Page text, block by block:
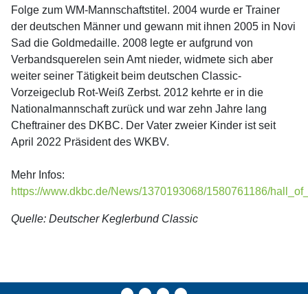
Folge zum WM-Mannschaftstitel. 2004 wurde er Trainer
der deutschen Männer und gewann mit ihnen 2005 in Novi
Sad die Goldmedaille. 2008 legte er aufgrund von
Verbandsquerelen sein Amt nieder, widmete sich aber
weiter seiner Tätigkeit beim deutschen Classic-
Vorzeigeclub Rot-Weiß Zerbst. 2012 kehrte er in die
Nationalmannschaft zurück und war zehn Jahre lang
Cheftrainer des DKBC. Der Vater zweier Kinder ist seit
April 2022 Präsident des WKBV.
Mehr Infos:
https://www.dkbc.de/News/1370193068/1580761186/
Quelle: Deutscher Keglerbund Classic